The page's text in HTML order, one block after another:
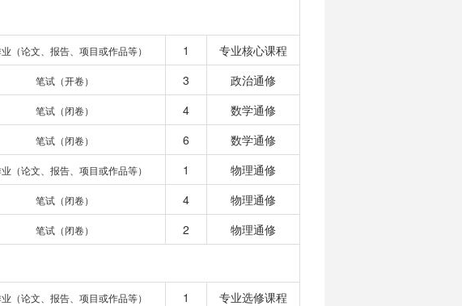
（论文、报告、项目或作品等） 1
专业核心课程
笔试（开卷） 3
政治通修
笔试（闭卷） 4
数学通修
笔试（闭卷） 6
数学通修
（论文、报告、项目或作品等） 1
物理通修
笔试（闭卷） 4
物理通修
笔试（闭卷） 2 物理通修
（论文、报告、项目或作品等） 1 专业选修课程